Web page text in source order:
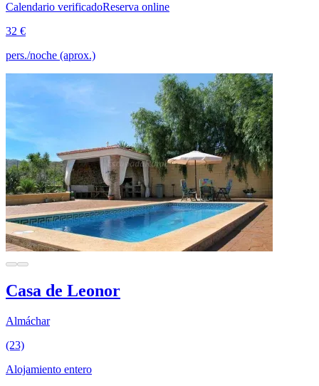
Calendario verificadoReserva online
32 €
pers./noche (aprox.)
Casa de Leonor
Almáchar
(23)
Alojamiento entero